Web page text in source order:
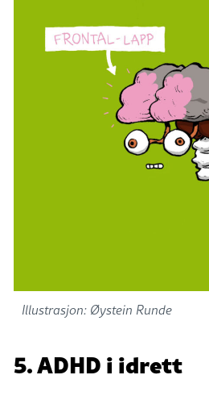
Illustrasjon: Øystein Runde
5. ADHD i idrett